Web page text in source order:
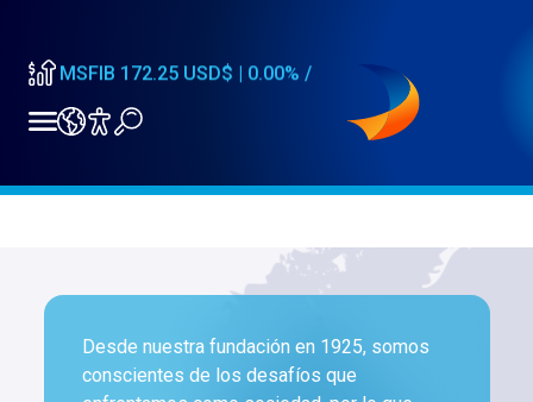
MSFIB 172.25USD$ | 0.00% /
09:46
MSFIA182.50
Seguimos impulsando cada uno de nuestros negocios a
nivel global
Inicio /
Nuestra Estrategia de
Sostenibilidad
Desde nuestra fundación en 1925, somos
conscientes de los desafíos que